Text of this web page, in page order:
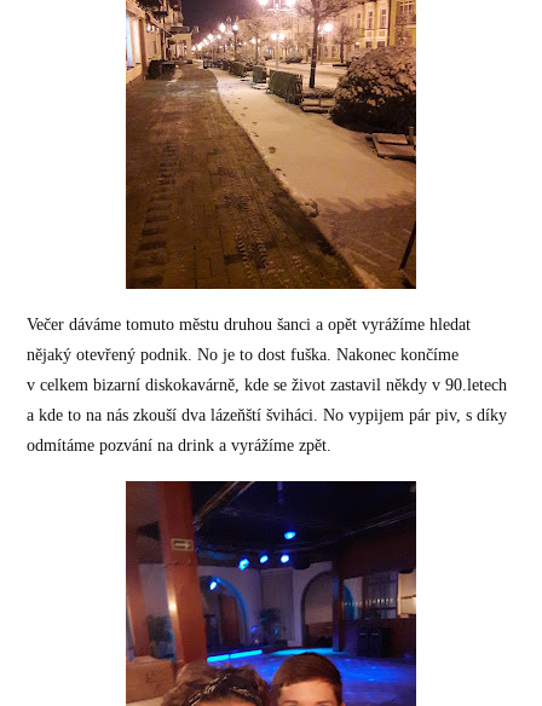
Večer dáváme tomuto městu druhou šanci a opět vyrážíme hledat
nějaký otevřený podnik. No je to dost fuška. Nakonec končíme
v celkem bizarní diskokavárně, kde se život zastavil někdy v 90.letech
a kde to na nás zkouší dva lázeňští šviháci. No vypijem pár piv, s díky
odmítáme pozvání na drink a vyrážíme zpět.